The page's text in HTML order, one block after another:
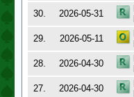
30.
2026-05-31
29.
2026-05-11
28.
2026-04-30
27.
2026-04-30